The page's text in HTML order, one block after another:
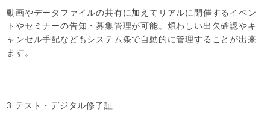
動画やデータファイルの共有に加えてリアルに開催するイベン
トやセミナーの告知・募集管理が可能。煩わしい出欠確認やキ
ャンセル手配などもシステム条で自動的に管理することが出来
ます。
3.テスト・デジタル修了証